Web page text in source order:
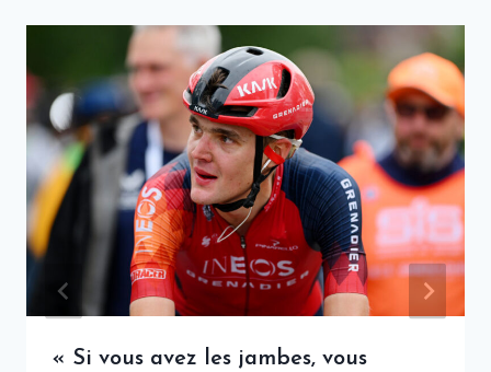
« Si vous avez les jambes, vous